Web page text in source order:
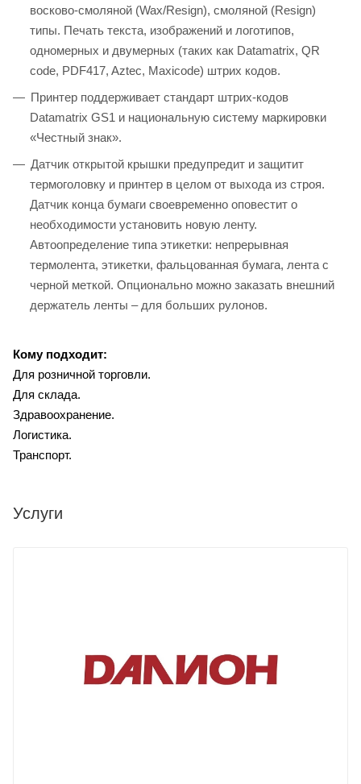
восково-смоляной (Wax/Resign), смоляной (Resign)
типы. Печать текста, изображений и логотипов,
одномерных и двумерных (таких как Datamatrix, QR
code, PDF417, Aztec, Maxicode) штрих кодов.
Принтер поддерживает стандарт штрих-кодов
Datamatrix GS1 и национальную систему маркировки
«Честный знак».
Датчик открытой крышки предупредит и защитит
термоголовку и принтер в целом от выхода из строя.
Датчик конца бумаги своевременно оповестит о
необходимости установить новую ленту.
Автоопределение типа этикетки: непрерывная
термолента, этикетки, фальцованная бумага, лента с
черной меткой. Опционально можно заказать внешний
держатель ленты – для больших рулонов.
Кому подходит:
Для розничной торговли.
Для склада.
Здравоохранение.
Логистика.
Транспорт.
Услуги